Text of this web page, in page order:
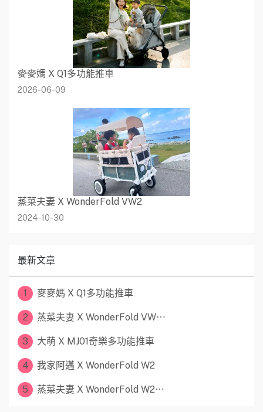
麥麥媽 X Q1多功能推車
2026-06-09
蒸菜夫妻 X WonderFold VW2
2024-10-30
最新文章
1 麥麥媽 X Q1多功能推車
2 蒸菜夫妻 X WonderFold VW⋯
3 大萌 X MJ01奇樂多功能推車
4 我家阿邁 X WonderFold W2
5 蒸菜夫妻 X WonderFold W2⋯